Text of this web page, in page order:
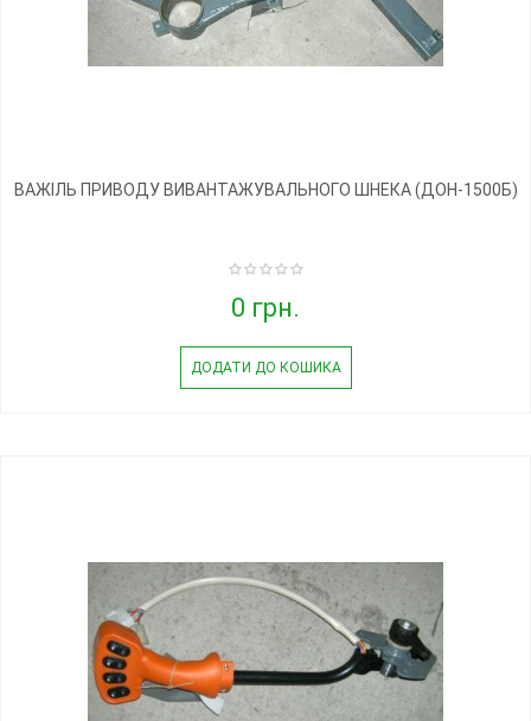
ВАЖІЛЬ ПРИВОДУ ВИВАНТАЖУВАЛЬНОГО ШНЕКА (ДОН-1500Б)
0 грн.
ДОДАТИ ДО КОШИКА